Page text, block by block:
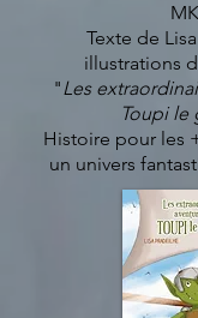
Texte de
illustrations
"Les
Toupi le
Histoire pour les
un univers